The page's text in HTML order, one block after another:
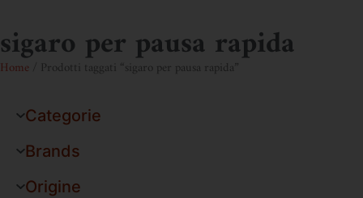
sigaro per pausa rapida
Home / Prodotti taggati “sigaro per pausa rapida”
Categorie
Brands
Origine